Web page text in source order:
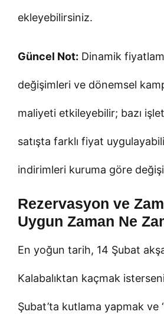
ekleyebilirsiniz.
Güncel Not: Dinamik
değişimleri ve dönemsel
maliyeti etkileyebilir; bazı
satışta farklı fiyat
indirimleri kuruma göre
Rezervasyon ve
Uygun Zaman Ne
En yoğun tarih, 14 Şubat
Kalabalıktan kaçmak
Şubat’ta kutlama yapmak ve